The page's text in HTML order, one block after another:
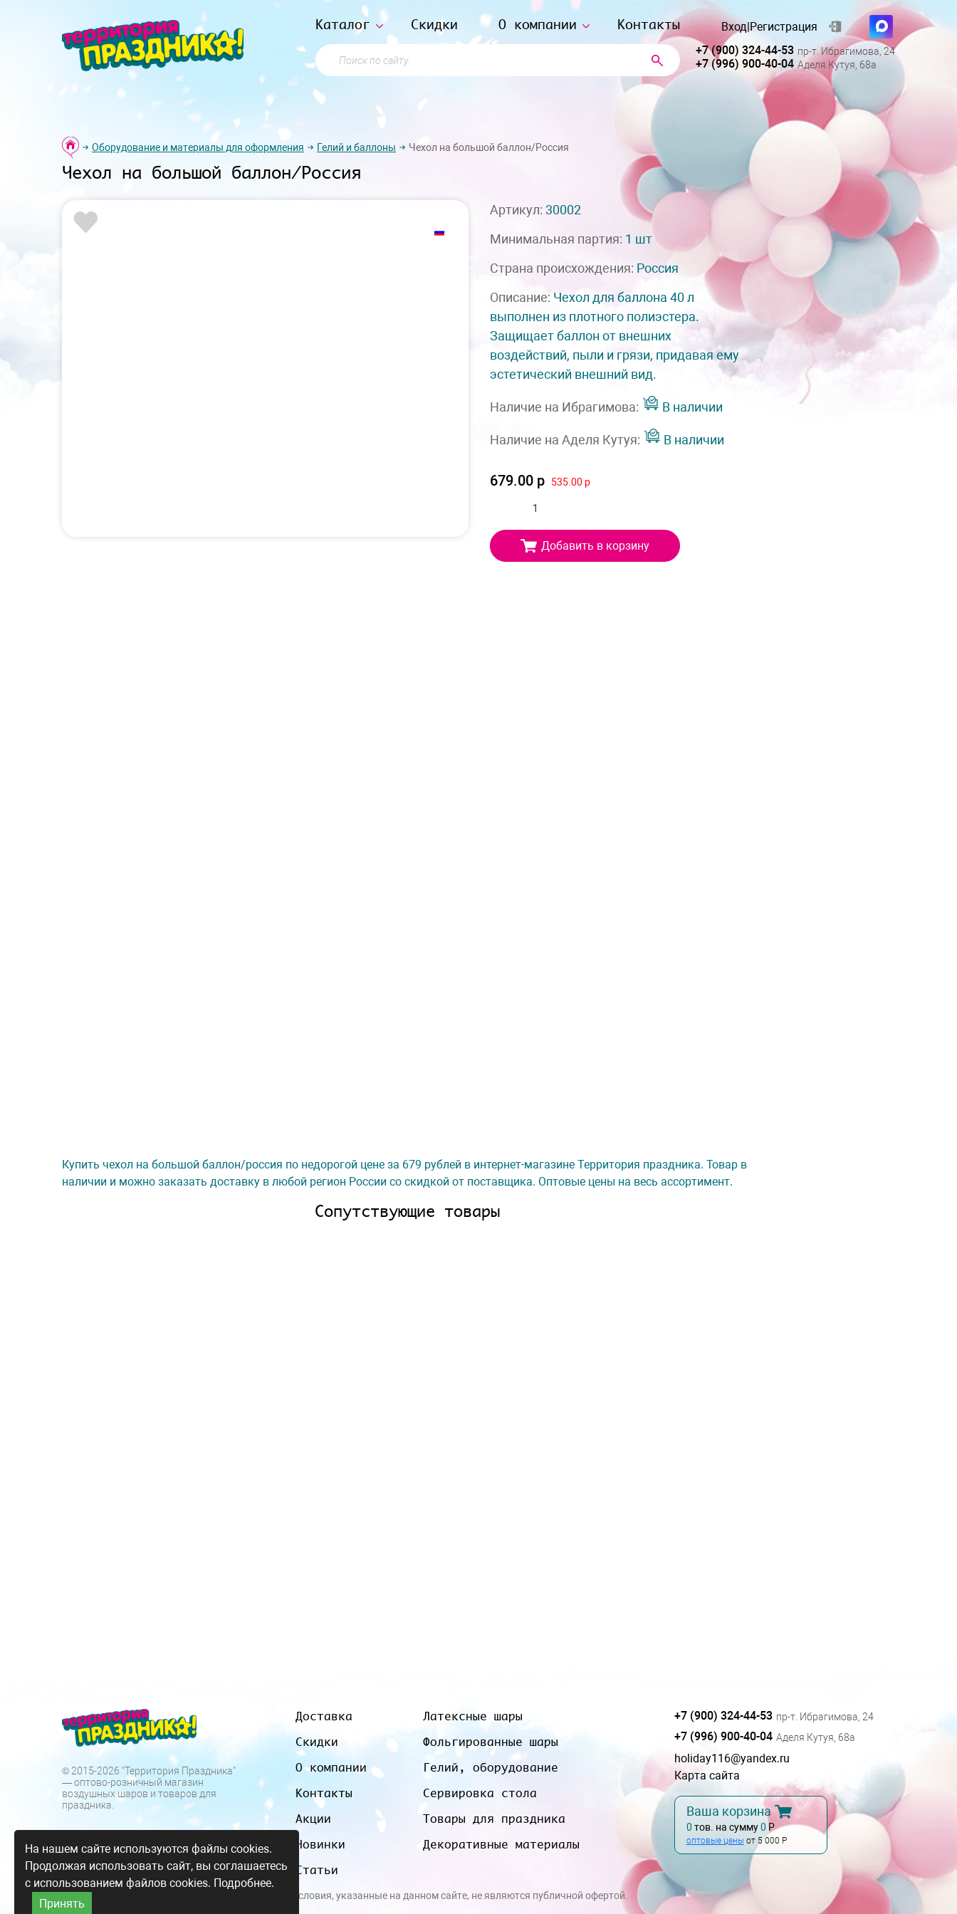
Каталог Скидки О компании Контакты
Поиск по сайту
Вход|Регистрация
+7 (900) 324-44-53 пр-т. Ибрагимова, 24
+7 (996) 900-40-04 Аделя Кутуя, 68а
Оборудование и материалы для оформления Гелий и баллоны Чехол на большой баллон/Россия
Чехол на большой баллон/Россия
Артикул: 30002
Минимальная партия: 1 шт
Страна происхождения: Россия
Описание: Чехол для баллона 40 л
выполнен из плотного полиэстера.
Защищает баллон от внешних
воздействий, пыли и грязи, придавая ему
эстетический внешний вид.
Наличие на Ибрагимова: В наличии
Наличие на Аделя Кутуя: В наличии
679.00 р 535.00 р
Добавить в корзину
Купить чехол на большой баллон/россия по недорогой цене за 679 рублей в интернет-магазине Территория праздника. Товар в
наличии и можно заказать доставку в любой регион России со скидкой от поставщика. Оптовые цены на весь ассортимент.
Сопутствующие товары
© 2015-2026 "Территория Праздника"
— оптово-розничный магазин
воздушных шаров и товаров для
праздника.
Доставка
Скидки
О компании
Контакты
Акции
Новинки
Статьи
Латексные шары
Фольгированные шары
Гелий, оборудование
Сервировка стола
Товары для праздника
Декоративные материалы
+7 (900) 324-44-53 пр-т. Ибрагимова, 24
+7 (996) 900-40-04 Аделя Кутуя, 68а
holiday116@yandex.ru
Карта сайта
Ваша корзина
0 тов. на сумму0 Р
оптовые цены от 5 000 Р
Все цены и условия, указанные на данном сайте, не являются публичной офертой.
На нашем сайте используются файлы cookies.
Продолжая использовать сайт, вы соглашаетесь
с использованием файлов cookies. Подробнее.
Принять